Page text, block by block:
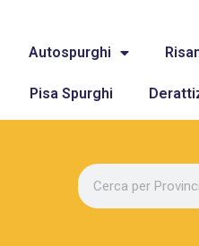
Autospurghi
Pisa Spurghi